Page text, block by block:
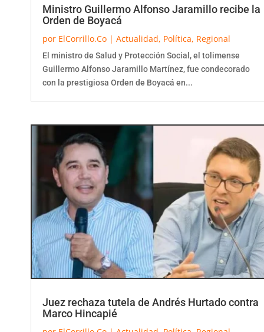
Ministro Guillermo Alfonso Jaramillo recibe la
Orden de Boyacá
por ElCorrillo.Co | Actualidad, Política, Regional
El ministro de Salud y Protección Social, el tolimense
Guillermo Alfonso Jaramillo Martínez, fue condecorado
con la prestigiosa Orden de Boyacá en...
Juez rechaza tutela de Andrés Hurtado contra
Marco Hincapié